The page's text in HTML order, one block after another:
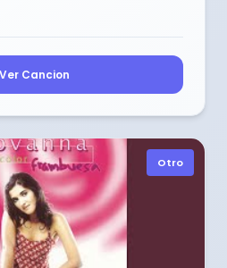
Ver Cancion
Otro